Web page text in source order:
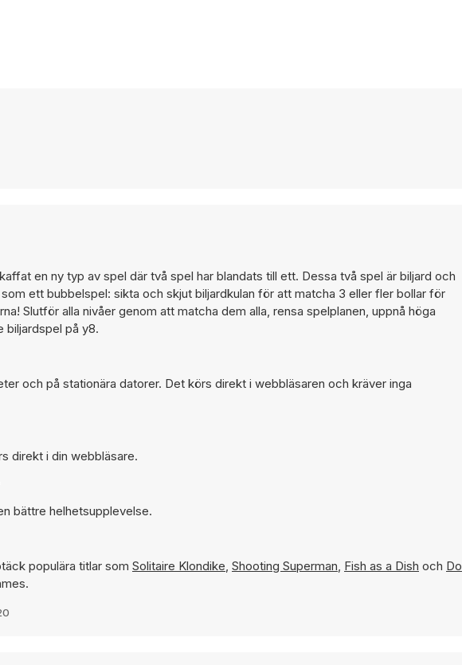
en ny typ av spel där två spel har blandats till ett. Dessa två spel är biljard och
ett bubbelspel: sikta och skjut biljardkulan för att matcha 3 eller fler bollar för
Slutför alla nivåer genom att matcha dem alla, rensa spelplanen, uppnå höga
biljardspel på y8.
och på stationära datorer. Det körs direkt i webbläsaren och kräver inga
direkt i din webbläsare.
bättre helhetsupplevelse.
populära titlar som Solitaire Klondike, Shooting Superman, Fish as a Dish och Do